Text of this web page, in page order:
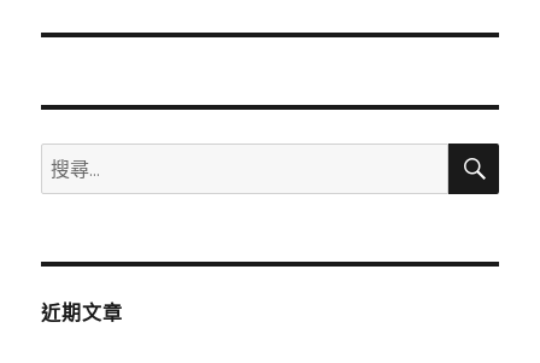
文
搜
尋
鍵
搜
近期文章